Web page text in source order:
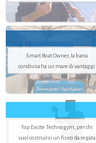
Smart Boat Owner, la barca
condivisa ha un mare di vantaggi
Top Excite Technogym, per chi
vuol costruirsi un fisico da regata